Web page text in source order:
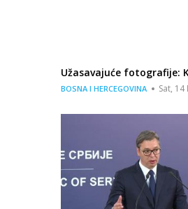
Užasavajuće fotografije:
BOSNA I HERCEGOVINA Sat, 14